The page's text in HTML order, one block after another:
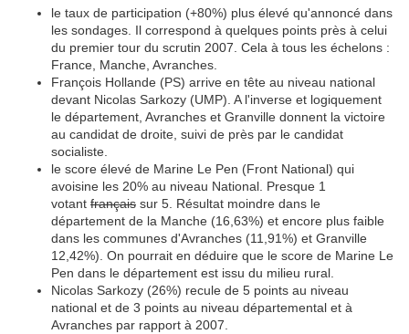
le taux de participation (+80%) plus élevé qu'annoncé dans
les sondages. Il correspond à quelques points près à celui
du premier tour du scrutin 2007. Cela à tous les échelons :
France, Manche, Avranches.
François Hollande (PS) arrive en tête au niveau national
devant Nicolas Sarkozy (UMP). A l'inverse et logiquement
le département, Avranches et Granville donnent la victoire
au candidat de droite, suivi de près par le candidat
socialiste.
le score élevé de Marine Le Pen (Front National) qui
avoisine les 20% au niveau National. Presque 1
votant français sur 5. Résultat moindre dans le
département de la Manche (16,63%) et encore plus faible
dans les communes d'Avranches (11,91%) et Granville
12,42%). On pourrait en déduire que le score de Marine Le
Pen dans le département est issu du milieu rural.
Nicolas Sarkozy (26%) recule de 5 points au niveau
national et de 3 points au niveau départemental et à
Avranches par rapport à 2007.